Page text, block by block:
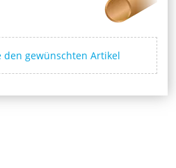
den gewünschten Artikel